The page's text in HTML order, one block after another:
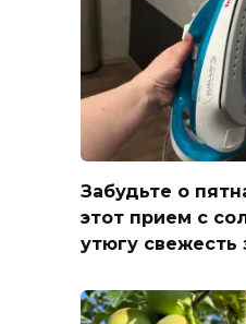
Забудьте о
этот прием с
утюгу свежесть